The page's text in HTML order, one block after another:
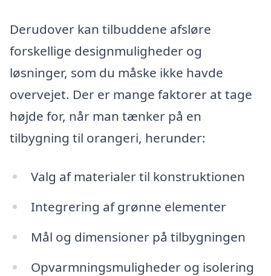
Derudover kan tilbuddene afsløre
forskellige designmuligheder og
løsninger, som du måske ikke havde
overvejet. Der er mange faktorer at tage
højde for, når man tænker på en
tilbygning til orangeri, herunder:
Valg af materialer til konstruktionen
Integrering af grønne elementer
Mål og dimensioner på tilbygningen
Opvarmningsmuligheder og isolering